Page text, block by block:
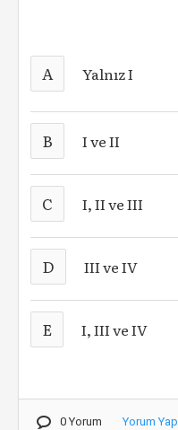
A Yalnız I
B I ve II
C I, II ve III
D III ve IV
E I, III ve IV
0 Yorum Yorum Yap